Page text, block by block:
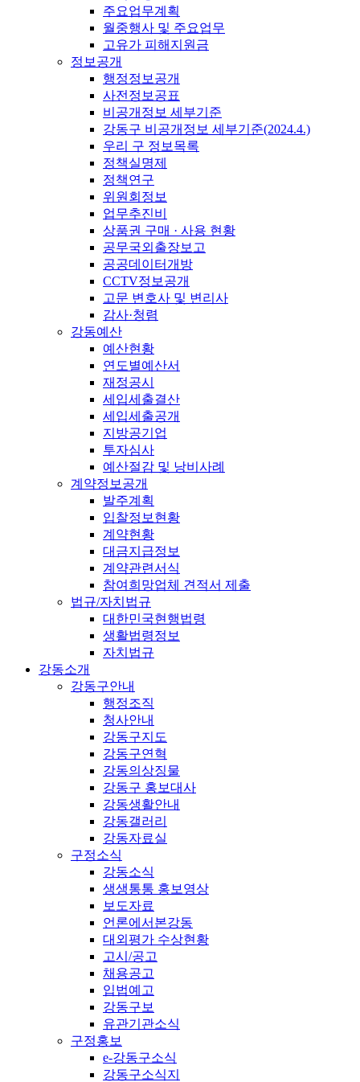
주요업무계획
월중행사 및 주요업무
고유가 피해지원금
정보공개
행정정보공개
사전정보공표
비공개정보 세부기준
강동구 비공개정보 세부기준(2024.4.)
우리 구 정보목록
정책실명제
정책연구
위원회정보
업무추진비
상품권 구매 · 사용 현황
공무국외출장보고
공공데이터개방
CCTV정보공개
고문 변호사 및 변리사
감사·청렴
강동예산
예산현황
연도별예산서
재정공시
세입세출결산
세입세출공개
지방공기업
투자심사
예산절감 및 낭비사례
계약정보공개
발주계획
입찰정보현황
계약현황
대금지급정보
계약관련서식
참여희망업체 견적서 제출
법규/자치법규
대한민국현행법령
생활법령정보
자치법규
강동소개
강동구안내
행정조직
청사안내
강동구지도
강동구연혁
강동의상징물
강동구 홍보대사
강동생활안내
강동갤러리
강동자료실
구정소식
강동소식
생생통통 홍보영상
보도자료
언론에서본강동
대외평가 수상현황
고시/공고
채용공고
입법예고
강동구보
유관기관소식
구정홍보
e-강동구소식
강동구소식지